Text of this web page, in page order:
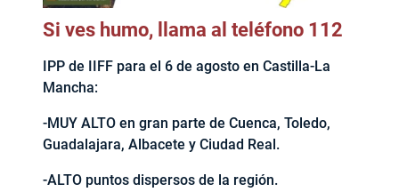
Si ves humo, llama al teléfono 112
IPP de IIFF para el 6 de agosto en Castilla-La
Mancha:
-MUY ALTO en gran parte de Cuenca, Toledo,
Guadalajara, Albacete y Ciudad Real.
-ALTO puntos dispersos de la región.